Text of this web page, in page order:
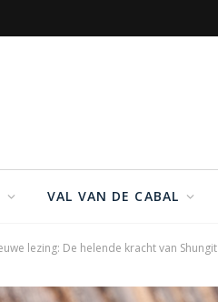
VAL VAN DE CABAL
lezing: De helende kracht van Shungit